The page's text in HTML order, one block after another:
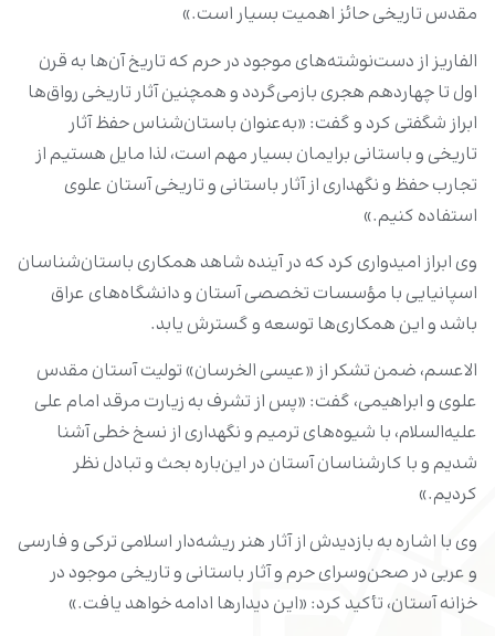
مقدس تاریخی حائز اهمیت بسیار است.»
الفاریز از دست‌نوشته‌های موجود در حرم که تاریخ آن‌ها به قرن
اول تا چهاردهم هجری بازمی‌گردد و همچنین آثار تاریخی رواق‌ها
ابراز شگفتی کرد و گفت: «به‌عنوان باستان‌شناس حفظ آثار
تاریخی و باستانی برایمان بسیار مهم است، لذا مایل هستیم از
تجارب حفظ و نگهداری از آثار باستانی و تاریخی آستان علوی
استفاده کنیم.»
وی ابراز امیدواری کرد که در آینده شاهد همکاری باستان‌شناسان
اسپانیایی با مؤسسات تخصصی آستان و دانشگاه‌های عراق
باشد و این همکاری‌ها توسعه و گسترش یابد.
الاعسم، ضمن تشکر از «عیسی الخرسان» تولیت آستان مقدس
علوی و ابراهیمی، گفت: «پس از تشرف به زیارت مرقد امام علی
علیه‌السلام، با شیوه‌های ترمیم و نگهداری از نسخ خطی آشنا
شدیم و با کارشناسان آستان در این‌باره بحث و تبادل نظر
کردیم.»
وی با اشاره به بازدیدش از آثار هنر ریشه‌دار اسلامی ترکی و فارسی
و عربی در صحن‌وسرای حرم و آثار باستانی و تاریخی موجود در
خزانه آستان، تأکید کرد: «این دیدارها ادامه خواهد یافت.»